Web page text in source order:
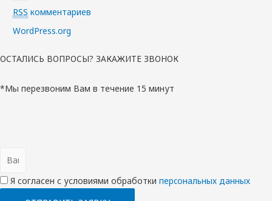
RSS комментариев
WordPress.org
ОСТАЛИСЬ ВОПРОСЫ? ЗАКАЖИТЕ ЗВОНОК
*Мы перезвоним Вам в течение 15 минут
Я согласен с условиями обработки перcональных данных